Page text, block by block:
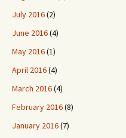
July 2016(2)
June 2016(4)
May 2016(1)
April 2016(4)
March 2016(4)
February 2016(8)
January 2016(7)